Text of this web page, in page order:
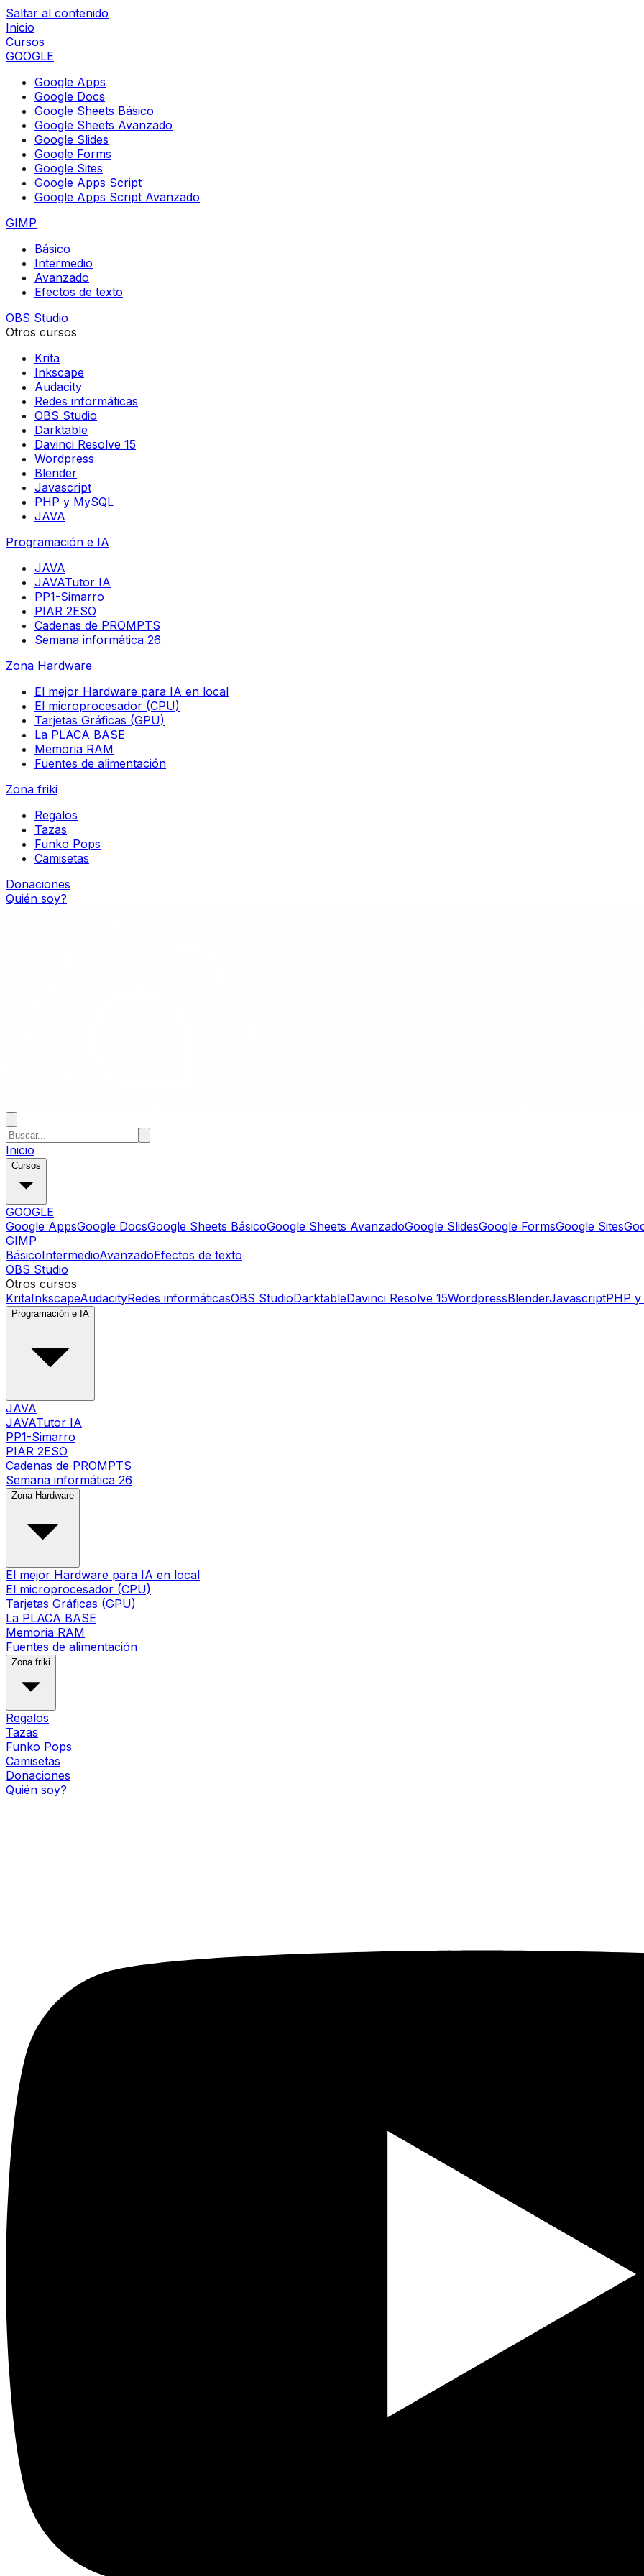
Saltar al contenido
Inicio
Cursos
GOOGLE
Google Apps
Google Docs
Google Sheets Básico
Google Sheets Avanzado
Google Slides
Google Forms
Google Sites
Google Apps Script
Google Apps Script Avanzado
GIMP
Básico
Intermedio
Avanzado
Efectos de texto
OBS Studio
Otros cursos
Krita
Inkscape
Audacity
Redes informáticas
OBS Studio
Darktable
Davinci Resolve 15
Wordpress
Blender
Javascript
PHP y MySQL
JAVA
Programación e IA
JAVA
JAVATutor IA
PP1-Simarro
PIAR 2ESO
Cadenas de PROMPTS
Semana informática 26
Zona Hardware
El mejor Hardware para IA en local
El microprocesador (CPU)
Tarjetas Gráficas (GPU)
La PLACA BASE
Memoria RAM
Fuentes de alimentación
Zona friki
Regalos
Tazas
Funko Pops
Camisetas
Donaciones
Quién soy?
Inicio
Cursos
GOOGLE
Google AppsGoogle DocsGoogle Sheets BásicoGoogle Sheets AvanzadoGoogle SlidesGoogle FormsGoogle Sites
GIMP
BásicoIntermedioAvanzadoEfectos de texto
OBS Studio
Otros cursos
KritaInkscapeAudacityRedes informáticasOBS StudioDarktableDavinci Resolve 15WordpressBlenderJavascriptPHP
Programación e IA
JAVA
JAVATutor IA
PP1-Simarro
PIAR 2ESO
Cadenas de PROMPTS
Semana informática 26
Zona Hardware
El mejor Hardware para IA en local
El microprocesador (CPU)
Tarjetas Gráficas (GPU)
La PLACA BASE
Memoria RAM
Fuentes de alimentación
Zona friki
Regalos
Tazas
Funko Pops
Camisetas
Donaciones
Quién soy?